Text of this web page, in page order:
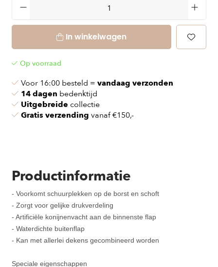
In winkelwagen
Op voorraad
Voor 16:00 besteld = vandaag verzonden
14 dagen bedenktijd
Uitgebreide collectie
Gratis verzending vanaf €150,-
Productinformatie
- Voorkomt schuurplekken op de borst en schoft
- Zorgt voor gelijke drukverdeling
- Artificiële konijnenvacht aan de binnenste flap
- Waterdichte buitenflap
- Kan met allerlei dekens gecombineerd worden
Speciale eigenschappen